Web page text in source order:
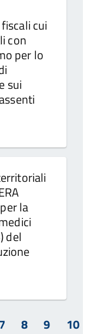
cui
con
per lo
sui
la
del
7 8 9 10